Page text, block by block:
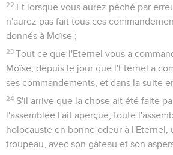
22 Et lorsque vous aurez péché par
n'aurez pas fait tous ces
donnés à Moïse ;
23 Tout ce que l'Eternel vous a
Moïse, depuis le jour que l'Eternel a
ses commandements, et dans la suite
24 S'il arrive que la chose ait été faite
l'assemblée l'ait aperçue, toute
holocauste en bonne odeur à l'Eternel,
troupeau, avec son gâteau et son